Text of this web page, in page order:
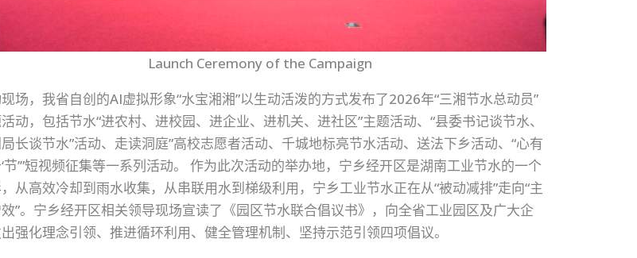
Launch Ceremony of the Campaign
场，我省自创的AI虚拟形象“水宝湘湘”以生动活泼的方式发布了2026年“三湘节水总动员”
动，包括节水“进农村、进校园、进企业、进机关、进社区”主题活动、“县委书记谈节水、
长谈节水”活动、走读洞庭”高校志愿者活动、千城地标亮节水活动、送法下乡活动、“心有
节’”短视频征集等一系列活动。 作为此次活动的举办地，宁乡经开区是湖南工业节水的一个
从高效冷却到雨水收集，从串联用水到梯级利用，宁乡工业节水正在从“被动减排”走向“主
”。宁乡经开区相关领导现场宣读了《园区节水联合倡议书》，向全省工业园区及广大企
强化理念引领、推进循环利用、健全管理机制、坚持示范引领四项倡议。